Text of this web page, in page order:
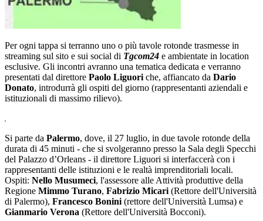
Per ogni tappa si terranno uno o più tavole rotonde trasmesse in
streaming sul sito e sui social di Tgcom24 e ambientate in location
esclusive. Gli incontri avranno una tematica dedicata e verranno
presentati dal direttore Paolo Liguori che, affiancato da Dario
Donato, introdurrà gli ospiti del giorno (rappresentanti aziendali e
istituzionali di massimo rilievo).
Si parte da Palermo, dove, il 27 luglio, in due tavole rotonde della
durata di 45 minuti - che si svolgeranno presso la Sala degli Specchi
del Palazzo d’Orleans - il direttore Liguori si interfaccerà con i
rappresentanti delle istituzioni e le realtà imprenditoriali locali.
Ospiti: Nello Musumeci, l'assessore alle Attività produttive della
Regione Mimmo Turano, Fabrizio Micari (Rettore dell'Università
di Palermo), Francesco Bonini (rettore dell'Università Lumsa) e
Gianmario Verona (Rettore dell'Università Bocconi).